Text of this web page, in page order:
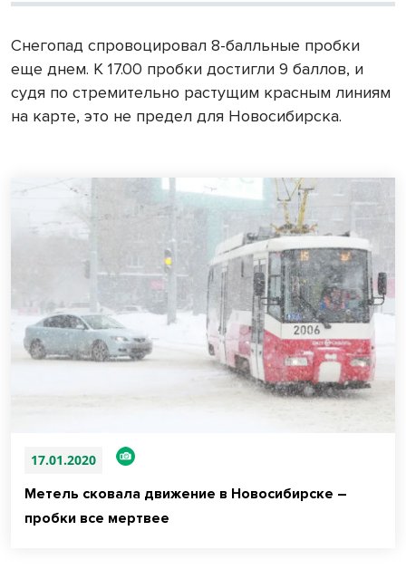
Снегопад спровоцировал 8-балльные пробки
еще днем. К 17.00 пробки достигли 9 баллов, и
судя по стремительно растущим красным линиям
на карте, это не предел для Новосибирска.
17.01.2020
Метель сковала движение в Новосибирске –
пробки все мертвее